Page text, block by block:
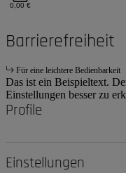
0,00 €
Barrierefreiheit
Für eine leichtere Bedienbarkeit
Das ist ein Beispieltext.
Einstellungen besser zu
Profile
Einstellungen